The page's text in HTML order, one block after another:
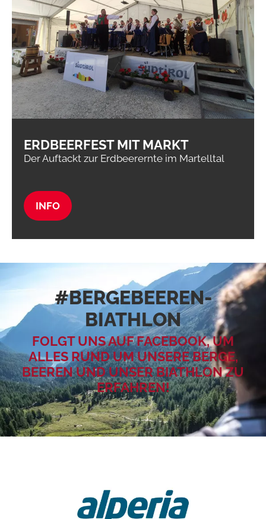
ERDBEERFEST MIT MARKT
Der Auftackt zur Erdbeerernte im Martelltal
INFO
#BERGEBEEREN­
BIATHLON
FOLGT UNS AUF FACEBOOK, UM
ALLES RUND UM UNSERE BERGE,
BEEREN UND UNSER BIATHLON ZU
ERFAHREN!